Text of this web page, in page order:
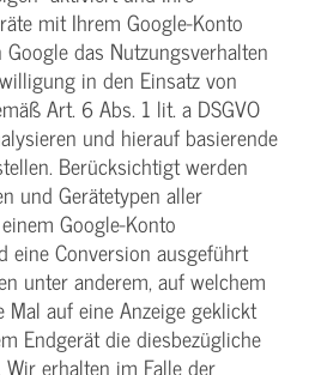
mit Ihrem Google-Konto
das Nutzungsverhalten
in den Einsatz von
Art. 6 Abs. 1 lit. a DSGVO
und hierauf basierende
Berücksichtigt werden
und Gerätetypen aller
Google-Konto
eine Conversion ausgeführt
unter anderem, auf welchem
Mal auf eine Anzeige geklickt
Endgerät die diesbezügliche
erhalten im Falle der